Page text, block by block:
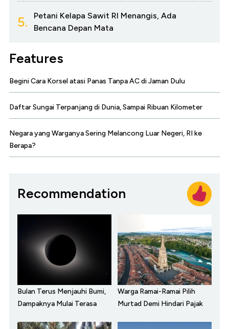
5.
Petani Kelapa Sawit RI Menangis, Ada
Bencana Depan Mata
Features
Begini Cara Korsel atasi Panas Tanpa AC di Jaman Dulu
Daftar Sungai Terpanjang di Dunia, Sampai Ribuan Kilometer
Negara yang Warganya Sering Melancong Luar Negeri, RI ke
Berapa?
Recommendation
Bulan Terus Menjauhi Bumi,
Dampaknya Mulai Terasa
Warga Ramai-Ramai Pilih
Murtad Demi Hindari Pajak